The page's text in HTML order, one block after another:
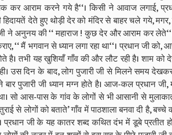
कर आराम करने गये है‘‘। किसी ने आवाज लगाई,
देते हुए थोड़ी देर को मंदिर से बाहर चले गये,
ने अनुनय की ‘‘ महाराज ! कुछ देर और आराम कर
‘‘ मैं भगवान से ध्यान लगा रहा था‘‘। प्रधान जी को,
है। तभी यह खुशियाँ गाँव की और लौट रही है। शाम को
उस दिन के बाद, लोग पुजारी जी से मिलने समय
पुजारी जी ध्यान मग्न होते है। आज-कल प्रधान जी,
सो आस-पास के गांव के लोगों से भी आसानी से
से लोगों को बताते’ गाँव में पाठशाला बनवा दी है,
प्रधान जी के यह कातर शब्द कथित दंभ में डूबे प्रतीत